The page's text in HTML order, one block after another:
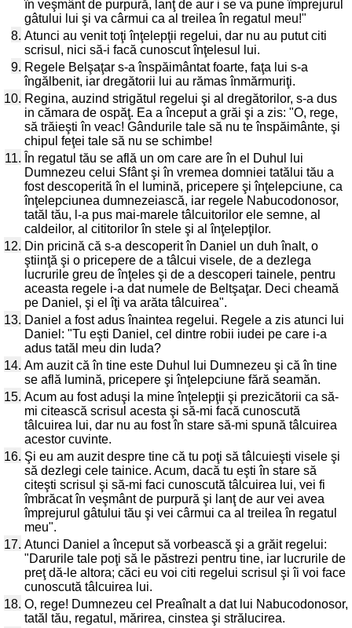
în veşmânt de purpură, lanţ de aur i se va pune împrejurul
gâtului lui şi va cârmui ca al treilea în regatul meu!"
8. Atunci au venit toţi înţelepţii regelui, dar nu au putut citi
scrisul, nici să-i facă cunoscut înţelesul lui.
9. Regele Belşaţar s-a înspăimântat foarte, faţa lui s-a
îngălbenit, iar dregătorii lui au rămas înmărmuriţi.
10. Regina, auzind strigătul regelui şi al dregătorilor, s-a dus
in cămara de ospăţ. Ea a început a grăi şi a zis: "O, rege,
să trăieşti în veac! Gândurile tale să nu te înspăimânte, şi
chipul feţei tale să nu se schimbe!
11. În regatul tău se află un om care are în el Duhul lui
Dumnezeu celui Sfânt şi în vremea domniei tatălui tău a
fost descoperită în el lumină, pricepere şi înţelepciune, ca
înţelepciunea dumnezeiască, iar regele Nabucodonosor,
tatăl tău, l-a pus mai-marele tâlcuitorilor ele semne, al
caldeilor, al cititorilor în stele şi al înţelepţilor.
12. Din pricină că s-a descoperit în Daniel un duh înalt, o
ştiinţă şi o pricepere de a tâlcui visele, de a dezlega
lucrurile greu de înţeles şi de a descoperi tainele, pentru
aceasta regele i-a dat numele de Beltşaţar. Deci cheamă
pe Daniel, şi el îţi va arăta tâlcuirea".
13. Daniel a fost adus înaintea regelui. Regele a zis atunci lui
Daniel: "Tu eşti Daniel, cel dintre robii iudei pe care i-a
adus tatăl meu din Iuda?
14. Am auzit că în tine este Duhul lui Dumnezeu şi că în tine
se află lumină, pricepere şi înţelepciune fără seamăn.
15. Acum au fost aduşi la mine înţelepţii şi prezicătorii ca să-
mi citească scrisul acesta şi să-mi facă cunoscută
tâlcuirea lui, dar nu au fost în stare să-mi spună tâlcuirea
acestor cuvinte.
16. Şi eu am auzit despre tine că tu poţi să tâlcuieşti visele şi
să dezlegi cele tainice. Acum, dacă tu eşti în stare să
citeşti scrisul şi să-mi faci cunoscută tâlcuirea lui, vei fi
îmbrăcat în veşmânt de purpură şi lanţ de aur vei avea
împrejurul gâtului tău şi vei cârmui ca al treilea în regatul
meu".
17. Atunci Daniel a început să vorbească şi a grăit regelui:
"Darurile tale poţi să le păstrezi pentru tine, iar lucrurile de
preţ dă-le altora; căci eu voi citi regelui scrisul şi îi voi face
cunoscută tâlcuirea lui.
18. O, rege! Dumnezeu cel Preaînalt a dat lui Nabucodonosor,
tatăl tău, regatul, mărirea, cinstea şi strălucirea.